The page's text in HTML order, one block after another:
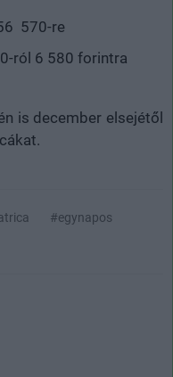
570-re
ról 6 580 forintra
is december elsejétől
#egynapos